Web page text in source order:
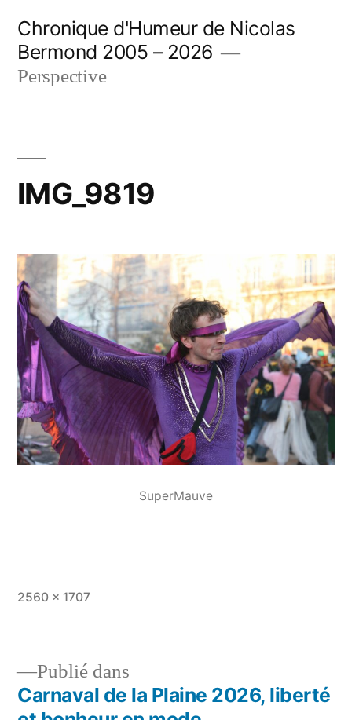
contenu
Chronique d'Humeur de Nicolas
Bermond 2005 – 2026
Perspective
IMG_9819
SuperMauve
Taille
2560 × 1707
Navigation
Publié dans
Carnaval de la Plaine 2026, liberté